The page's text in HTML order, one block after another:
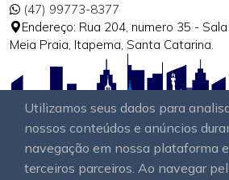
Utilizamos seus dados para
nossos conteúdos e anúncios
navegação em nossa plataforma
terceiros parceiros. Ao navegar
(47) 99773-8377
Endereço: Rua 204, numero 35 -
Meia Praia, Itapema, Santa Catarina.